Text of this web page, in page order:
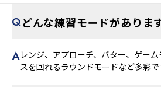
どんな練習モードがありま
レンジ、アプローチ、パター、ゲー
スを回れるラウンドモードなど多彩で